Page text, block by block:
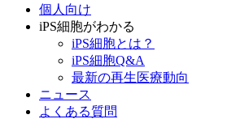
個人向け
iPS細胞がわかる
iPS細胞とは？
iPS細胞Q&A
最新の再生医療動向
ニュース
よくある質問